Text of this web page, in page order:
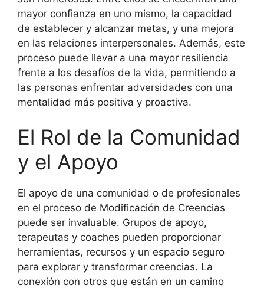
mayor confianza en uno mismo, la capacidad
de establecer y alcanzar metas, y una mejora
en las relaciones interpersonales. Además, este
proceso puede llevar a una mayor resiliencia
frente a los desafíos de la vida, permitiendo a
las personas enfrentar adversidades con una
mentalidad más positiva y proactiva.
El Rol de la Comunidad
y el Apoyo
El apoyo de una comunidad o de profesionales
en el proceso de Modificación de Creencias
puede ser invaluable. Grupos de apoyo,
terapeutas y coaches pueden proporcionar
herramientas, recursos y un espacio seguro
para explorar y transformar creencias. La
conexión con otros que están en un camino